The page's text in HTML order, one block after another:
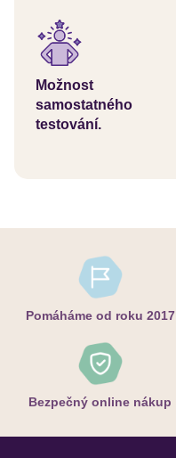
Možnost
samostatného
testování.
Pomáháme od roku 2017
Bezpečný online nákup